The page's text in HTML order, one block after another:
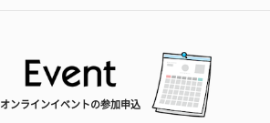
オンラインイベントの参加申込